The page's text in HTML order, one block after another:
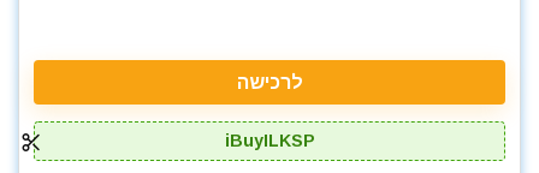
לרכישה
iBuyILKSP